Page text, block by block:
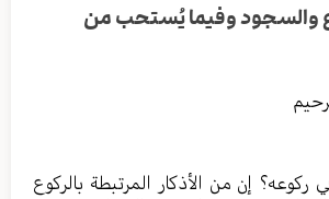
والسجود وفيما يُستحب من
ركوعه؟ إن من الأذكار المرتبطة بالركوع